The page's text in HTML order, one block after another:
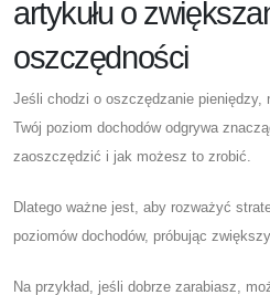
artykułu o
oszczędności
Jeśli chodzi o oszczędzanie pieniędzy,
Twój poziom dochodów odgrywa
zaoszczędzić i jak możesz to zrobić.
Dlatego ważne jest, aby rozważyć
poziomów dochodów, próbując
Na przykład, jeśli dobrze zarabiasz,